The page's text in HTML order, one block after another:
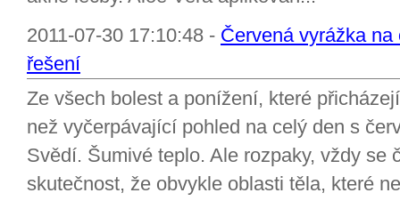
2011-07-30 17:10:48 - Červená vyrážka
řešení
Ze všech bolest a ponížení, které
než vyčerpávající pohled na celý den s
Svědí. Šumivé teplo. Ale rozpaky, vždy se
skutečnost, že obvykle oblasti těla, které